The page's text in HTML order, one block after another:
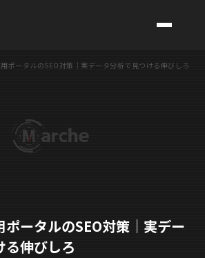
ポータルのSEO対策｜実データ分析で見つける伸びしろ
ータルのSEO対策｜実デー
る伸びしろ